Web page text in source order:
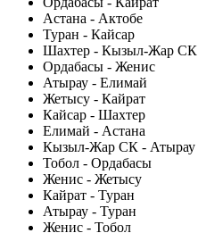
Астана - Актобе
Туран - Кайсар
Шахтер - Кызыл-Жар СК
Ордабасы - Женис
Атырау - Елимай
Жетысу - Кайрат
Кайсар - Шахтер
Елимай - Астана
Кызыл-Жар СК - Атырау
Тобол - Ордабасы
Женис - Жетысу
Кайрат - Туран
Атырау - Туран
Женис - Тобол